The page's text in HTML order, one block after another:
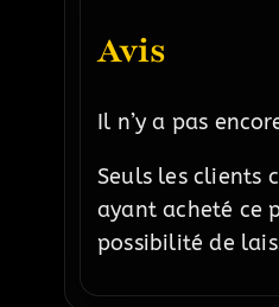
Avis
Il n’y a pas
Seuls les clients
ayant acheté ce
possibilité de